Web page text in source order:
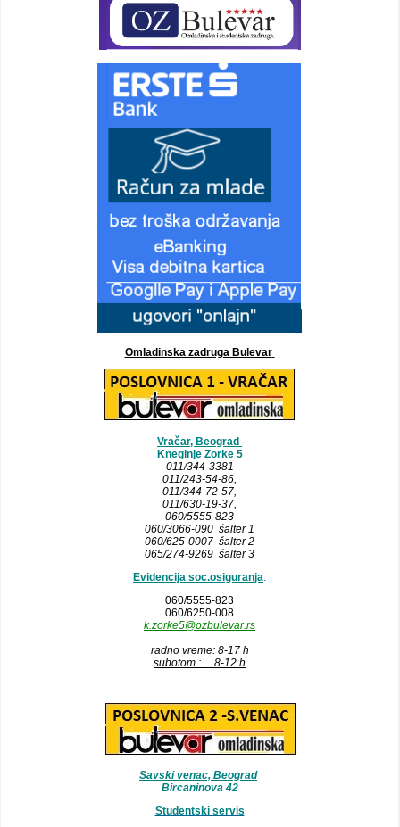
Omladinska zadruga Bulevar
Vračar, Beograd
Kneginje Zorke 5
011/344-3381
011/243-54-86,
011/344-72-57,
011/630-19-37,
060/5555-823
060/3066-090 šalter 1
060/625-0007 šalter 2
065/274-9269 šalter 3
Evidencija soc.osiguranja:
060/5555-823
060/6250-008
k.zorke5@ozbulevar.rs
radno vreme: 8-17 h
subotom : 8-12 h
Savski venac, Beograd
Bircaninova 42
Studentski servis